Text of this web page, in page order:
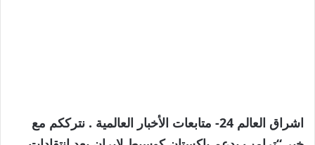
اشراق العالم 24- متابعات الأخبار العالمية . نترككم مع